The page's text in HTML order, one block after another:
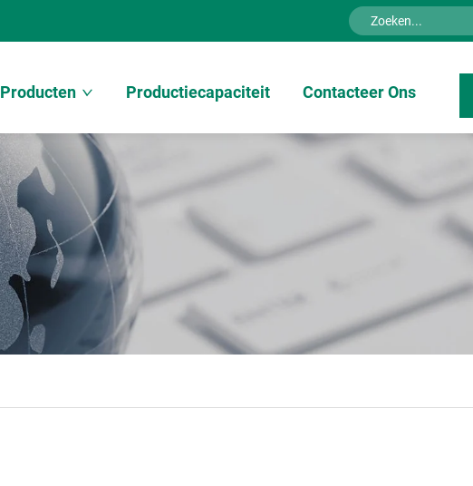
Producten Productiecapaciteit Contacteer Ons